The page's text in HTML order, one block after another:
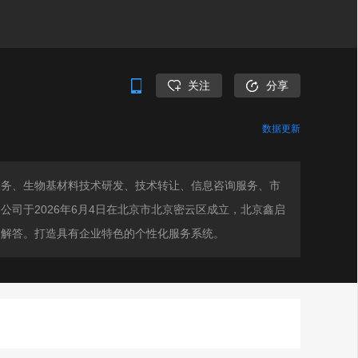
关注 分享
数据更新
、生物基材料技术研发、技术转让、信息咨询服务、市
司于2026年6月4日在北京市北京密云区成立，北京鑫启
答。打造具有企业特色的个性化服务系统。